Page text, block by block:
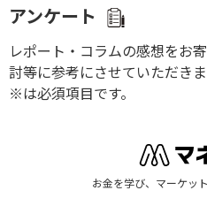
アンケート
レポート・コラムの感想をお
討等に参考にさせていただきま
※は必須項目です。
お金を学び、マーケッ